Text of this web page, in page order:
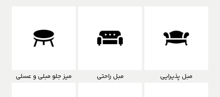
مبل پذیرایی مبل راحتی میز جلو مبلی و عسلی